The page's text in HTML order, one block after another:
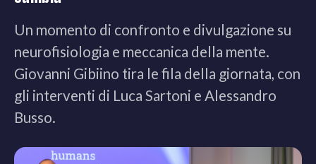
Un momento di confronto e divulgazione su
neurofisiologia e meccanica della mente.
Giovanni Gibiino tira le fila della giornata, con
gli interventi di Luca Sartoni e Alessandro
Busso.